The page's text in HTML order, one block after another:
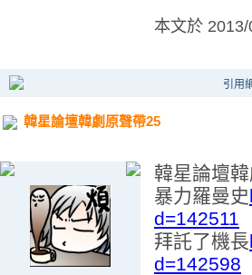
本文於
引用
韓星論壇韓劇原聲帶25
韓星論壇
暴力羅曼史
d=142511
拜託了機長
d=142598